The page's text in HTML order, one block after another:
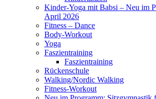
Kinder-Yoga mit Babsi – Neu im
April 2026
Fitness – Dance
Body-Workout
Yoga
Faszientraining
Faszientraining
Rückenschule
Walking/Nordic Walking
Fitness-Workout